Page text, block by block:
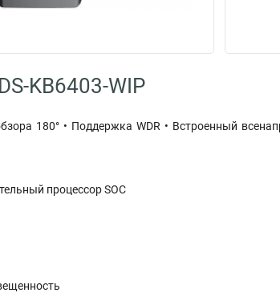
KB6403-WIP
180° • Поддержка WDR • Встроенный
процессор SOC